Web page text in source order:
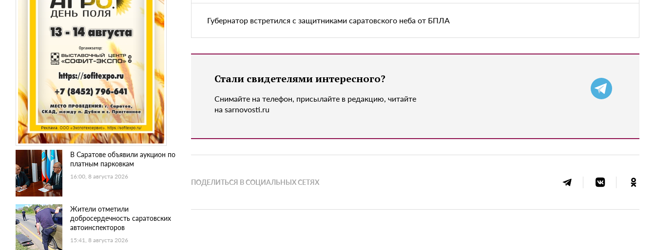
В Саратове объявили аукцион по
платным парковкам
16:00, 8 августа 2026
Жители отметили
добросердечность саратовских
автоинспекторов
15:41, 8 августа 2026
Губернатор встретился с защитниками саратовского неба от БПЛА
Стали свидетелями интересного?
Снимайте на телефон, присылайте в редакцию, читайте
на sarnovosti.ru
ПОДЕЛИТЬСЯ В СОЦИАЛЬНЫХ СЕТЯХ